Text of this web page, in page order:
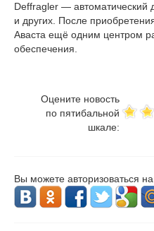
Deffragler — автоматический
и других. После
Аваста ещё одним центром
обеспечения.
Оцените новость
по пятибальной
шкале:
Вы можете авторизоваться